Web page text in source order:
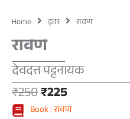
Home इतर रावण
रावण
देवदत्त पट्टनायक
₹250Original
price
₹225Current
price
Book : रावण